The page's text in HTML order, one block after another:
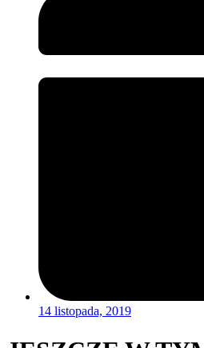
14 listopada, 2019